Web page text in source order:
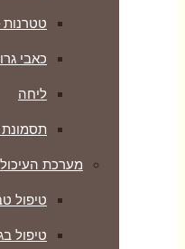
טטרנות
כאבי
ליחה
תסמונת C.C.H.S
מערכת העיכול
טיפול
טיפול